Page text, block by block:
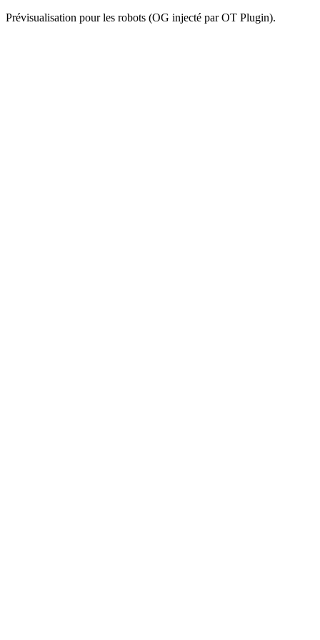
Prévisualisation pour les robots (OG injecté par OT Plugin).